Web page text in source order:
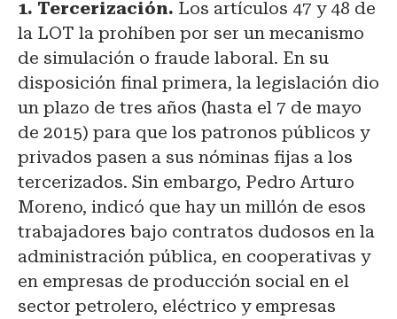
1. Tercerización. Los artículos 47 y 48 de
la LOT la prohíben por ser un mecanismo
de simulación o fraude laboral. En su
disposición final primera, la legislación dio
un plazo de tres años (hasta el 7 de mayo
de 2015) para que los patronos públicos y
privados pasen a sus nóminas fijas a los
tercerizados. Sin embargo, Pedro Arturo
Moreno, indicó que hay un millón de esos
trabajadores bajo contratos dudosos en la
administración pública, en cooperativas y
en empresas de producción social en el
sector petrolero, eléctrico y empresas